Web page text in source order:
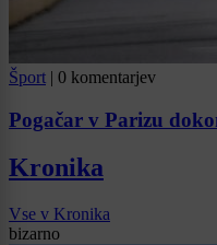
Šport | 0 komentarjev
Pogačar v Parizu
Kronika
Vse v Kronika
bizarno